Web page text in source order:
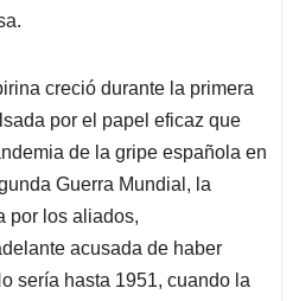
creció durante la primera
por el papel eficaz que
de la gripe española en
Guerra Mundial, la
por los aliados,
acusada de haber
sería hasta 1951, cuando la